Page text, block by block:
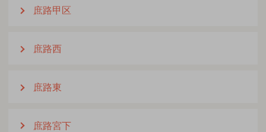
庶路甲区
庶路西
庶路東
庶路宮下